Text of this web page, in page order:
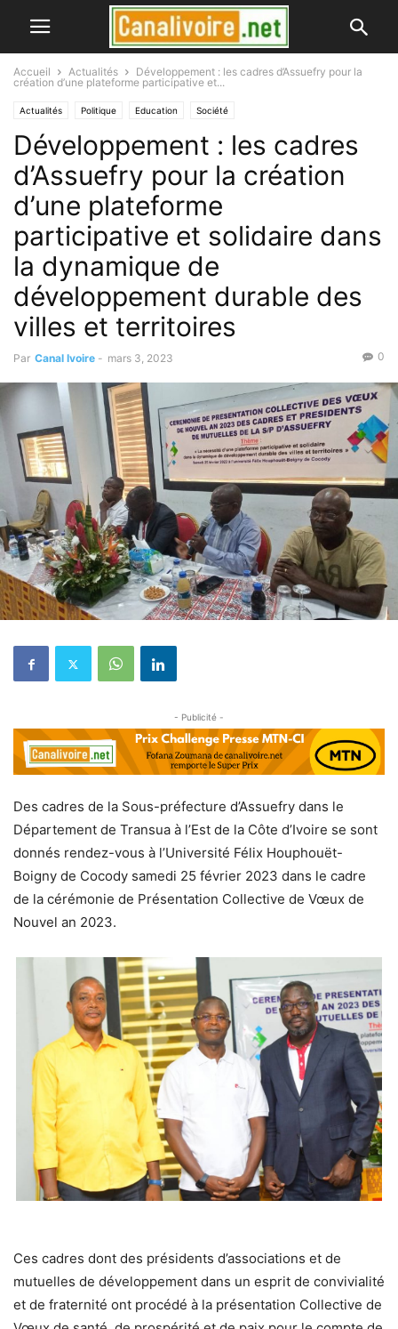
Accueil Actualités
Développement : les cadres d’Assuefry pour la
création d’une plateforme participative et...
Actualités Politique Education Société
Développement : les cadres
d’Assuefry pour la création
d’une plateforme
participative et solidaire dans
la dynamique de
développement durable des
villes et territoires
Par Canal Ivoire - mars 3, 2023 0
- Publicité -
Des cadres de la Sous-préfecture d’Assuefry dans le
Département de Transua à l’Est de la Côte d’Ivoire se sont
donnés rendez-vous à l’Université Félix Houphouët-
Boigny de Cocody samedi 25 février 2023 dans le cadre
de la cérémonie de Présentation Collective de Vœux de
Nouvel an 2023.
Ces cadres dont des présidents d’associations et de
mutuelles de développement dans un esprit de convivialité
et de fraternité ont procédé à la présentation Collective de